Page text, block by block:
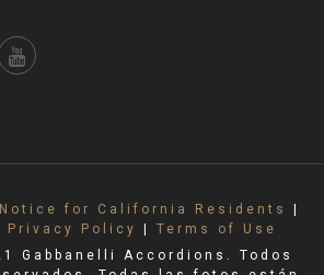
for California Residents
Privacy Policy
Terms of Use
Gabbanelli Accordions. Todos